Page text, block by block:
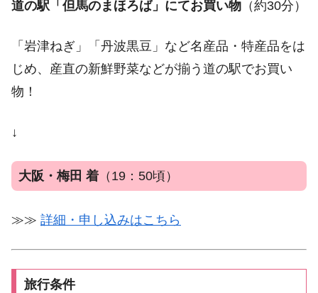
道の駅「但馬のまほろば」にてお買い物 （約30分）
「岩津ねぎ」「丹波黒豆」など名産品・特産品をは
じめ、産直の新鮮野菜などが揃う道の駅でお買い
物！
↓
大阪・梅田 着 （19：50頃）
≫≫ 詳細・申し込みはこちら
旅行条件